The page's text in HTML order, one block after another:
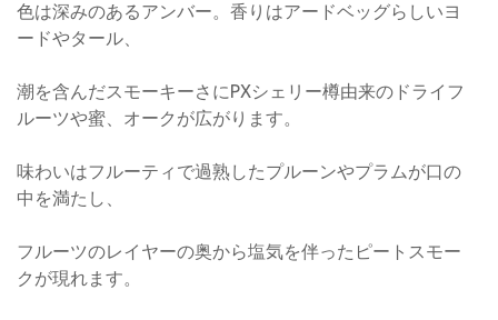
色は深みのあるアンバー。香りはアードベッグらしいヨ
ードやタール、
潮を含んだスモーキーさにPXシェリー樽由来のドライフ
ルーツや蜜、オークが広がります。
味わいはフルーティで過熟したプルーンやプラムが口の
中を満たし、
フルーツのレイヤーの奥から塩気を伴ったピートスモー
クが現れます。